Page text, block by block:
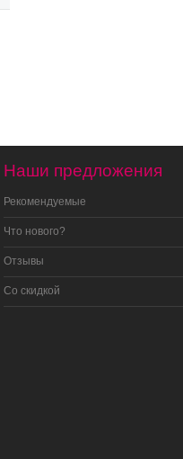
Наши предложения
Рекомендуемые
Что нового?
Отзывы
Со скидкой